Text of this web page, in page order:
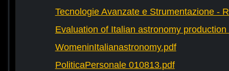
Tecnologie Avanzate e Strumentazione -
Evaluation of Italian astronomy production
WomeninItalianastronomy.pdf
PoliticaPersonale 010813.pdf